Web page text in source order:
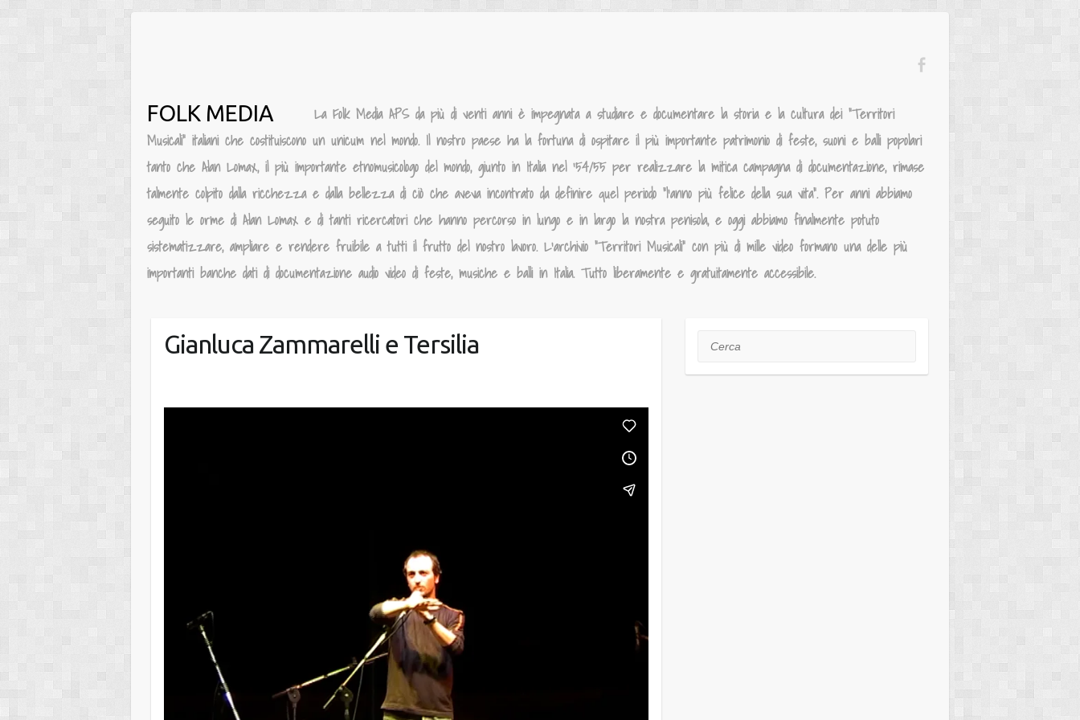
Salta
FOLK MEDIA
La Folk Media APS da più di venti anni è impegnata a studiare e documentare la storia e la cultura dei “Territori
Musicali” italiani che costituiscono un unicum nel mondo. Il nostro paese ha la fortuna di ospitare il più importante patrimonio di feste, suoni e balli popolari
tanto che Alan Lomax, il più importante etnomusicologo del mondo, giunto in Italia nel ‘54/55 per realizzare la mitica campagna di documentazione, rimase
talmente colpito dalla ricchezza e dalla bellezza di ciò che aveva incontrato da definire quel periodo “l’anno più felice della sua vita”. Per anni abbiamo
seguito le orme di Alan Lomax e di tanti ricercatori che hanno percorso in lungo e in largo la nostra penisola, e oggi abbiamo finalmente potuto
sistematizzare, ampliare e rendere fruibile a tutti il frutto del nostro lavoro. L’archivio “Territori Musicali” con più di mille video formano una delle più
importanti banche dati di documentazione audio video di feste, musiche e balli in Italia. Tutto liberamente e gratuitamente accessibile.
Gianluca Zammarelli e Tersilia Cerca